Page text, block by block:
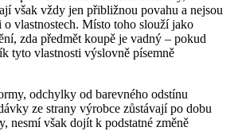
však vždy jen přibližnou povahu a nejsou
o vlastnostech. Místo toho slouží jako
zda předmět koupě je vadný – pokud
tyto vlastnosti výslovně písemně
odchylky od barevného odstínu
ze strany výrobce zůstávají po dobu
nesmí však dojít k podstatné změně